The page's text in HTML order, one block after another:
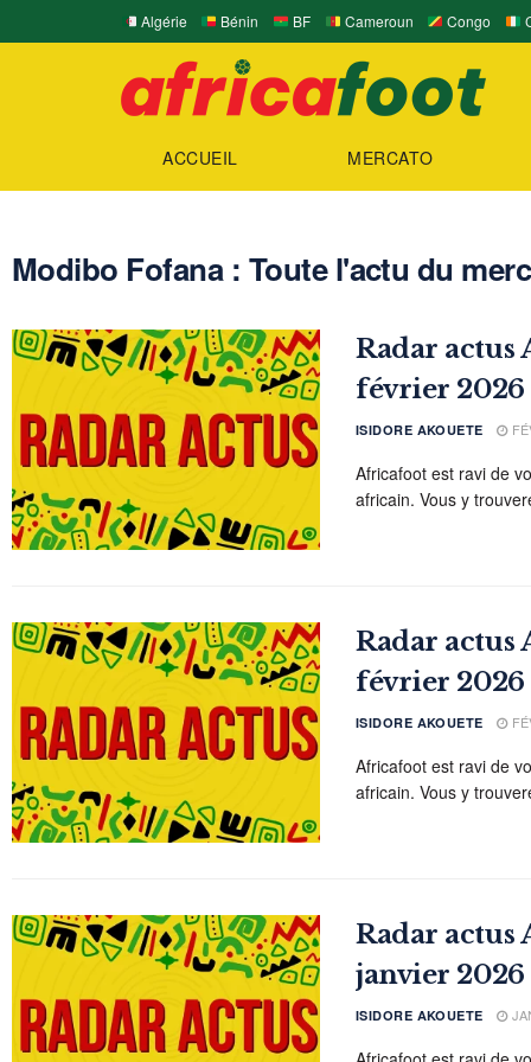
Algérie Bénin BF Cameroun Congo
ACCUEIL MERCATO
Modibo Fofana : Toute l'actu du
Radar actus
février 2026
ISIDORE AKOUETE
Africafoot est ravi de
africain. Vous y
Radar actus
février 2026
ISIDORE AKOUETE
Africafoot est ravi de
africain. Vous y
Radar actus
janvier 2026
ISIDORE AKOUETE